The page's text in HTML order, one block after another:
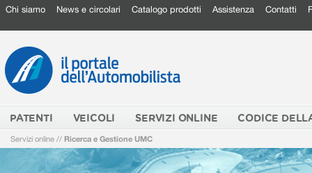
Chi siamo News e circolari Catalogo prodotti Assistenza Contatti
PATENTI VEICOLI SERVIZI ONLINE CODICE
Servizi online // Ricerca e Gestione UMC